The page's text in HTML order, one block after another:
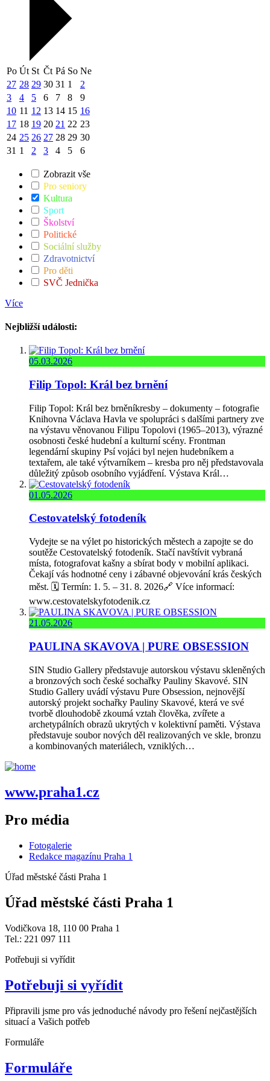
Po Út St Čt Pá So Ne
27 28 29 30 31 1
2
3
4 5 6 7 8
9
10 11 12 13 14 15 16
17 18 19 20 21 22 23
24 25 26 27 28 29 30
31 1 2 3 4 5 6
Zobrazit vše
Pro seniory
Kultura
Sport
Školství
Politické
Sociální služby
Zdravotnictví
Pro děti
SVČ Jednička
Více
Nejbližší události:
05.03.2026
Filip Topol: Král bez brnění
Filip Topol: Král bez brněníkresby – dokumenty – fotografie
Knihovna Václava Havla ve spolupráci s dalšími partnery zve
na výstavu věnovanou Filipu Topolovi (1965–2013), výrazné
osobnosti české hudební a kulturní scény. Frontman
legendární skupiny Psí vojáci byl nejen hudebníkem a
textařem, ale také výtvarníkem – kresba pro něj představovala
důležitý způsob osobního vyjádření. Výstava Král…
01.05.2026
Cestovatelský fotodeník
Vydejte se na výlet po historických městech a zapojte se do
soutěže Cestovatelský fotodeník. Stačí navštívit vybraná
místa, fotografovat kašny a sbírat body v mobilní aplikaci.
Čekají vás hodnotné ceny i zábavné objevování krás českých
měst. 🗓️ Termín: 1. 5. – 31. 8. 2026🔗 Více informací:
www.cestovatelskyfotodenik.cz
21.05.2026
PAULINA SKAVOVA | PURE OBSESSION
SIN Studio Gallery představuje autorskou výstavu skleněných
a bronzových soch české sochařky Pauliny Skavové. SIN
Studio Gallery uvádí výstavu Pure Obsession, nejnovější
autorský projekt sochařky Pauliny Skavové, která ve své
tvorbě dlouhodobě zkoumá vztah člověka, zvířete a
archetypálních obrazů ukrytých v kolektivní paměti. Výstava
představuje soubor nových děl realizovaných ve skle, bronzu
a kombinovaných materiálech, vzniklých…
www.praha1.cz
Pro média
Fotogalerie
Redakce magazínu Praha 1
Úřad městské části Praha 1
Úřad městské části Praha 1
Vodičkova 18, 110 00 Praha 1
Tel.: 221 097 111
Potřebuji si vyřídit
Potřebuji si vyřídit
Připravili jsme pro vás jednoduché návody pro řešení nejčastějších
situací a Vašich potřeb
Formuláře
Formuláře